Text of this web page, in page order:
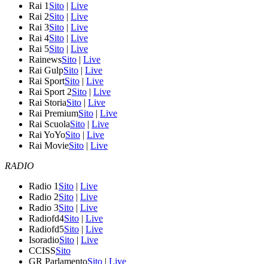
Rai 1 Sito | Live
Rai 2Sito | Live
Rai 3Sito | Live
Rai 4Sito | Live
Rai 5Sito | Live
RainewsSito | Live
Rai GulpSito | Live
Rai SportSito | Live
Rai Sport 2Sito | Live
Rai StoriaSito | Live
Rai PremiumSito | Live
Rai ScuolaSito | Live
Rai YoYoSito | Live
Rai MovieSito | Live
RADIO
Radio 1 Sito | Live
Radio 2Sito | Live
Radio 3Sito | Live
Radiofd4Sito | Live
Radiofd5Sito | Live
IsoradioSito | Live
CCISSSito
GR ParlamentoSito | Live